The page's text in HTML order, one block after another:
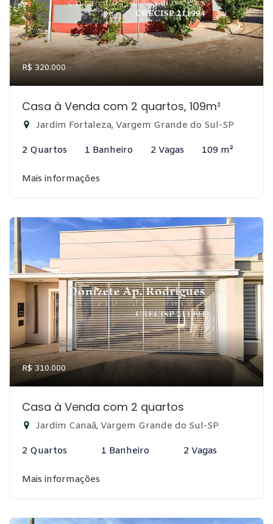
R$ 320.000
Casa à Venda com 2 quartos, 109m²
Jardim Fortaleza, Vargem Grande do Sul-SP
2 Quartos 1 Banheiro 2 Vagas 109 m²
Mais informações
R$ 310.000
Casa à Venda com 2 quartos
Jardim Canaã, Vargem Grande do Sul-SP
2 Quartos 1 Banheiro 2 Vagas
Mais informações